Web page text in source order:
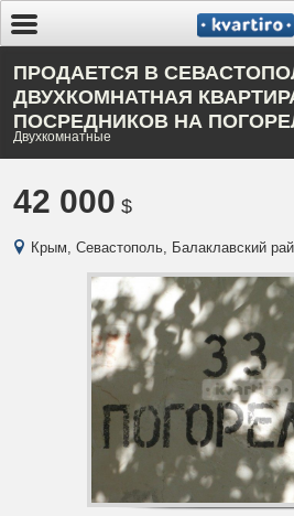
ПРОДАЕТСЯ В
ДВУХКОМНАТНАЯ
ПОСРЕДНИКОВ НА
Двухкомнатные
42 000 $
Крым, Севастополь, Балаклавский